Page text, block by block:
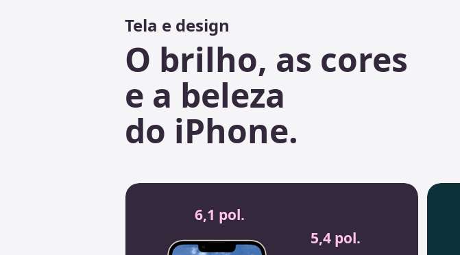
Tela e design
O brilho, as cores
e a beleza
do iPhone.
6,1 pol.
5,4 pol.